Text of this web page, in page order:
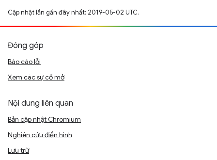
Cập nhật lần gần đây nhất: 2019-05-02 UTC.
Đóng góp
Báo cáo lỗi
Xem các sự cố mở
Nội dung liên quan
Bản cập nhật Chromium
Nghiên cứu điển hình
Lưu trữ